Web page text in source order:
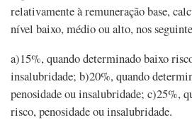
relativamente à remuneração base,
nível baixo, médio ou alto, nos
a)15%, quando determinado baixo
insalubridade; b)20%, quando
penosidade ou insalubridade; c)25%,
risco, penosidade ou insalubridade.